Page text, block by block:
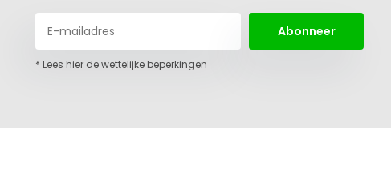
Abonneer
* Lees hier de wettelijke beperkingen